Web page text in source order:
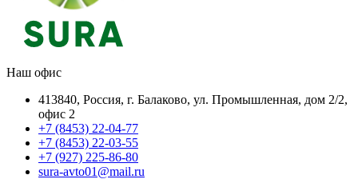
Наш офис
413840, Россия, г. Балаково, ул. Промышленная, дом 2/2,
офис 2
+7 (8453) 22-04-77
+7 (8453) 22-03-55
+7 (927) 225-86-80
sura-avto01@mail.ru